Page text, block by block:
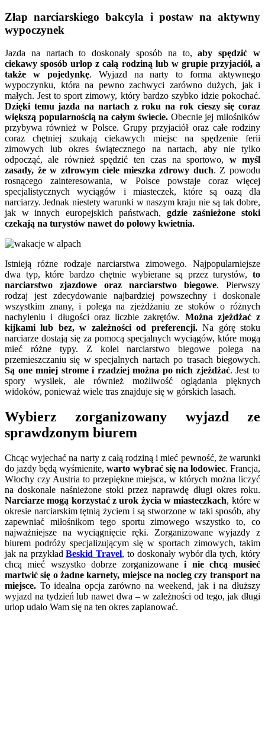
Złap narciarskiego bakcyla i postaw na aktywny
wypoczynek
Jazda na nartach to doskonały sposób na to,aby spędzić w
ciekawy sposób urlop z całą rodziną lub w grupie przyjaciół, a
także w pojedynkę. Wyjazd na narty to forma aktywnego
wypoczynku, która na pewno zachwyci zarówno dużych, jak i
małych. Jest to sport zimowy, który bardzo szybko idzie pokochać.
Dzięki temu jazda na nartach z roku na rok cieszy się coraz
większą popularnością na całym świecie.Obecnie jej miłośników
przybywa również w Polsce. Grupy przyjaciół oraz całe rodziny
coraz chętniej szukają ciekawych miejsc na spędzenie ferii
zimowych lub okres świątecznego na nartach, aby nie tylko
odpocząć, ale również spędzić ten czas na sportowo, w myśl
zasady, że w zdrowym ciele mieszka zdrowy duch. Z powodu
rosnącego zainteresowania, w Polsce powstaje coraz więcej
specjalistycznych wyciągów i miasteczek, które są oazą dla
narciarzy. Jednak niestety warunki w naszym kraju nie są tak dobre,
jak w innych europejskich państwach, gdzie zaśnieżone stoki
czekają na turystów nawet do połowy kwietnia.
Istnieją różne rodzaje narciarstwa zimowego. Najpopularniejsze
dwa typ, które bardzo chętnie wybierane są przez turystów, to
narciarstwo zjazdowe oraz narciarstwo biegowe. Pierwszy
rodzaj jest zdecydowanie najbardziej powszechny i doskonale
wszystkim znany, i polega na zjeżdżaniu ze stoków o różnych
nachyleniu i długości oraz liczbie zakrętów. Można zjeżdżać z
kijkami lub bez, w zależności od preferencji.Na górę stoku
narciarze dostają się za pomocą specjalnych wyciągów, które mogą
mieć różne typy. Z kolei narciarstwo biegowe polega na
przemieszczaniu się w specjalnych nartach po trasach biegowych.
Są one mniej strome i rzadziej można po nich zjeżdżać. Jest to
spory wysiłek, ale również możliwość oglądania pięknych
widoków, ponieważ wiele tras znajduje się w górskich lasach.
Wybierz zorganizowany wyjazd ze
sprawdzonym biurem
Chcąc wyjechać na narty z całą rodziną i mieć pewność, że warunki
do jazdy będą wyśmienite, warto wybrać się na lodowiec. Francja,
Włochy czy Austria to przepiękne miejsca, w których można liczyć
na doskonale naśnieżone stoki przez naprawdę długi okres roku.
Narciarze mogą korzystać z urok życia w miasteczkach, które w
okresie narciarskim tętnią życiem i są stworzone w taki sposób, aby
zapewniać miłośnikom tego sportu zimowego wszystko to, co
najważniejsze na wyciągnięcie ręki. Zorganizowane wyjazdy z
biurem podróży specjalizującym się w sportach zimowych, takim
jak na przykładBeskid Travel, to doskonały wybór dla tych, który
chcą mieć wszystko dobrze zorganizowanei nie chcą musieć
martwić się o żadne karnety, miejsce na nocleg czy transport na
miejsce. To idealna opcja zarówno na weekend, jak i na dłuższy
wyjazd na tydzień lub nawet dwa – w zależności od tego, jak długi
urlop udało Wam się na ten okres zaplanować.